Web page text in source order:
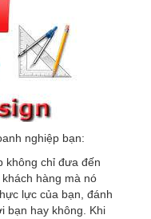
nghiệp bạn:
không chỉ đưa đến
hàng mà nó
lực của bạn, đánh
bạn hay không. Khi